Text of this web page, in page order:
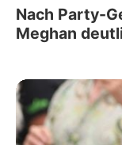
Nach Party-
Meghan